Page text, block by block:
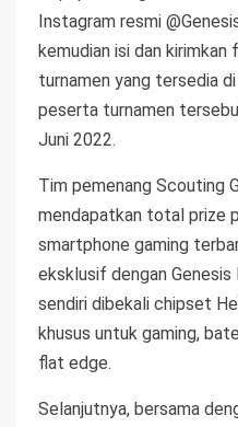
Instagram resmi
kemudian isi dan
turnamen yang tersedia
peserta turnamen
Juni 2022.
Tim pemenang Scouting
mendapatkan total prize
smartphone gaming
eksklusif dengan
sendiri dibekali chipset
khusus untuk gaming,
flat edge.
Selanjutnya, bersama